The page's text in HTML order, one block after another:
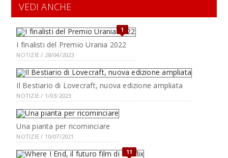
VEDI ANCHE
1
I finalisti del Premio Urania 2022
NOTIZIE / 28/04/2023
Il Bestiario di Lovecraft, nuova edizione ampliata
NOTIZIE / 1/03/2023
Una pianta per ricominciare
NOTIZIE / 10/07/2021
11